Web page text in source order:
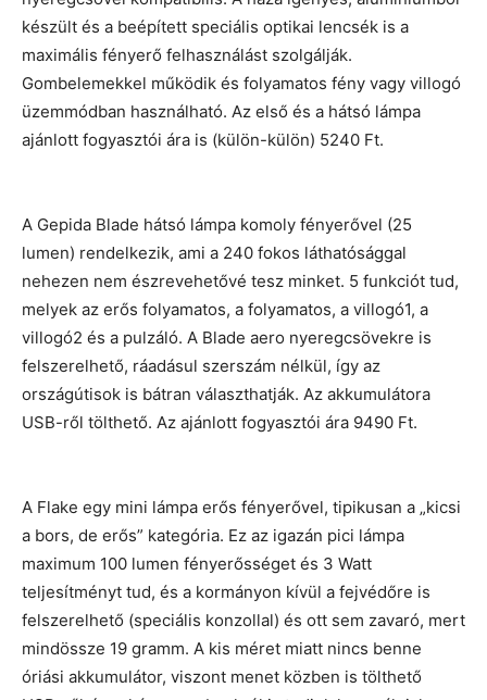
készült és a beépített speciális optikai lencsék is a
maximális fényerő felhasználást szolgálják.
Gombelemekkel működik és folyamatos fény vagy villogó
üzemmódban használható. Az első és a hátsó lámpa
ajánlott fogyasztói ára is (külön-külön) 5240 Ft.
A Gepida Blade hátsó lámpa komoly fényerővel (25
lumen) rendelkezik, ami a 240 fokos láthatósággal
nehezen nem észrevehetővé tesz minket. 5 funkciót tud,
melyek az erős folyamatos, a folyamatos, a villogó1, a
villogó2 és a pulzáló. A Blade aero nyeregcsövekre is
felszerelhető, ráadásul szerszám nélkül, így az
országútisok is bátran választhatják. Az akkumulátora
USB-ről tölthető. Az ajánlott fogyasztói ára 9490 Ft.
A Flake egy mini lámpa erős fényerővel, tipikusan a „kicsi
a bors, de erős” kategória. Ez az igazán pici lámpa
maximum 100 lumen fényerősséget és 3 Watt
teljesítményt tud, és a kormányon kívül a fejvédőre is
felszerelhető (speciális konzollal) és ott sem zavaró, mert
mindössze 19 gramm. A kis méret miatt nincs benne
óriási akkumulátor, viszont menet közben is tölthető